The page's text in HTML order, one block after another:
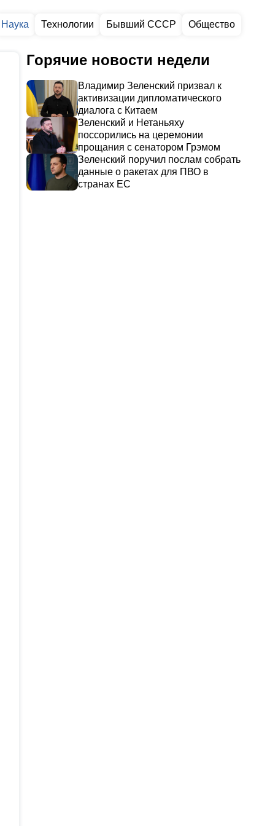
Наука Технологии Бывший СССР Общество
Горячие новости недели
Владимир Зеленский призвал к
активизации дипломатического
диалога с Китаем
Зеленский и Нетаньяху
поссорились на церемонии
прощания с сенатором Грэмом
Зеленский поручил послам собрать
данные о ракетах для ПВО в
странах ЕС